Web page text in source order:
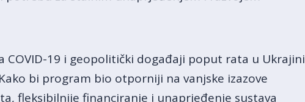
19 i geopolitički događaji poput rata u Ukrajini
bi program bio otporniji na vanjske izazove
fleksibilnije financiranje i unaprjeđenje sustava